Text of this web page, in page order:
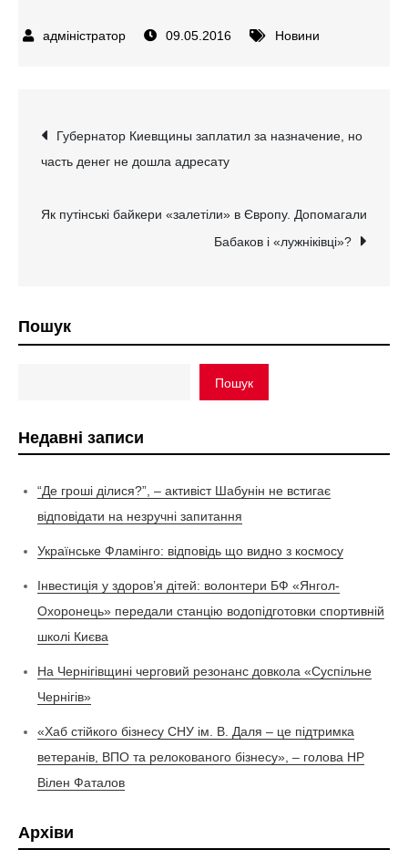
09.05.2016 Новини
Навігація
записів
Губернатор Киевщины заплатил за назначение, но
часть денег не дошла адресату
Як путінські байкери «залетіли» в Європу. Допомагали
Бабаков і «лужніківці»?
Пошук
Пошук
Недавні записи
“Де гроші ділися?”, – активіст Шабунін не встигає
відповідати на незручні запитання
Українське Фламінго: відповідь що видно з космосу
Інвестиція у здоров’я дітей: волонтери БФ «Янгол-
Охоронець» передали станцію водопідготовки спортивній
школі Києва
На Чернігівщині черговий резонанс довкола «Суспільне
Чернігів»
«Хаб стійкого бізнесу СНУ ім. В. Даля – це підтримка
ветеранів, ВПО та релокованого бізнесу», – голова НР
Вілен Фаталов
Архіви